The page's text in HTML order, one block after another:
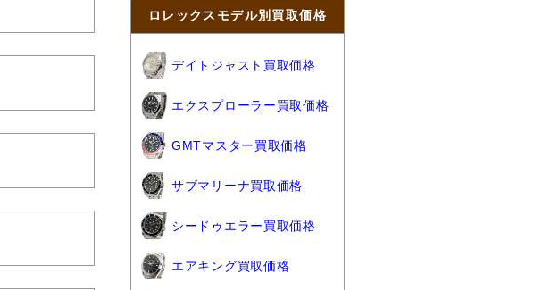
ロレックスモデル別買取価格
デイトジャスト買取価格
エクスプローラー買取価格
GMTマスター買取価格
サブマリーナ買取価格
シードゥエラー買取価格
エアキング買取価格